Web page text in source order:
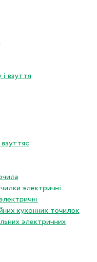
взуття
электричнi
кухонних точилок
электричних